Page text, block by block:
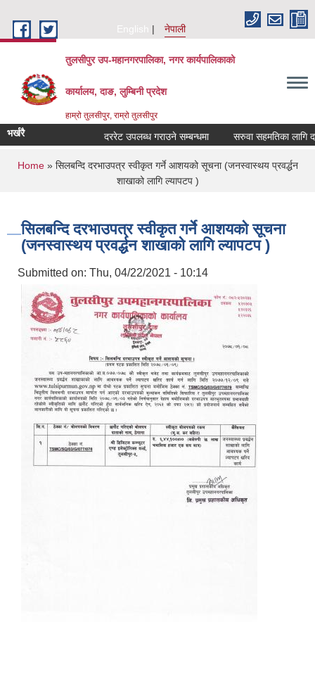
English
नेपाली
तुलसीपुर उप-महानगरपालिका, नगर कार्यपालिकाको
कार्यालय, दाङ, लुम्बिनी प्रदेश
हाम्रो तुलसीपुर, राम्रो तुलसीपुर
भर्खरै दररेट उपलब्ध गराउने सम्बन्धमा सरुवा सहमतिका लागि
You are here
Home» सिलबन्दि दरभाउपत्र स्वीकृत गर्ने आशयको सूचना (जनस्वास्थय प्रवर्द्धन
शाखाको लागि ल्यापटप )
सिलबन्दि दरभाउपत्र स्वीकृत गर्ने आशयको सूचना
(जनस्वास्थय प्रवर्द्धन शाखाको लागि ल्यापटप )
Submitted on: Thu, 04/22/2021 - 10:14